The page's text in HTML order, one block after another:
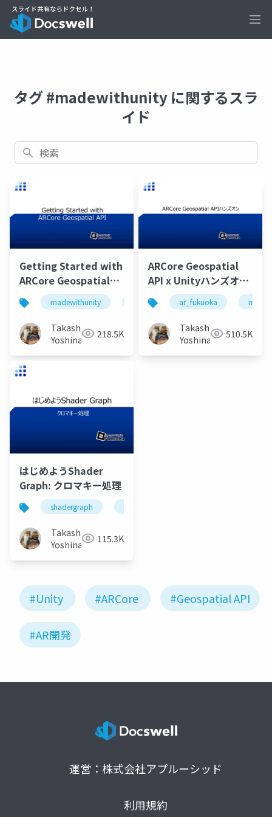
タグ #madewithunity に関するスラ
イド
検索
Getting Started with
ARCore Geospatial
API & Unitymadewithunity ar_fukuoka arcore
Takashi
Yoshinaga 218.5K
ARCore Geospatial
API x Unityハンズオン
by AR Fukuoka
ar_fukuoka
Takashi
Yoshinaga 510.5K
はじめようShader
Graph: クロマキー処理
shadergraph
Takashi
Yoshinaga 115.3K
#Unity #ARCore #Geospatial API
#AR開発
運営：株式会社アプルーシッド
利用規約